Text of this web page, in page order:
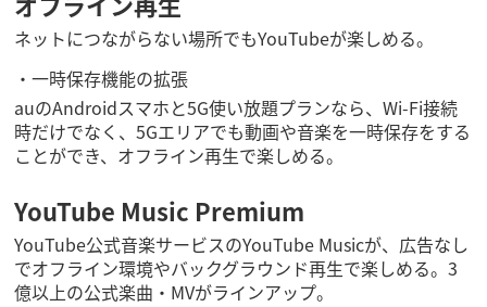
ネットにつながらない場所でもYouTubeが楽しめる。
一時保存機能の拡張
auのAndroidスマホと5G使い放題プランなら、Wi-Fi接続
時だけでなく、5Gエリアでも動画や音楽を一時保存をする
ことができ、オフライン再生で楽しめる。
YouTube Music Premium
YouTube公式音楽サービスのYouTube Musicが、広告なし
でオフライン環境やバックグラウンド再生で楽しめる。3
億以上の公式楽曲・MVがラインアップ。